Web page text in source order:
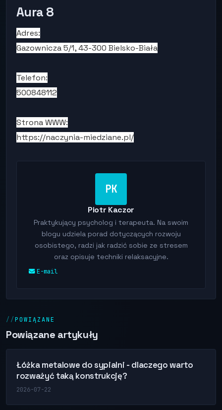
Aura 8
Adres:
Gazownicza 5/1, 43-300 Bielsko-Biała
Telefon:
500848112
Strona WWW:
https://naczynia-miedziane.pl/
PK
Piotr Kaczor
Praktykujący psycholog i terapeuta. Na swoim
blogu udziela porad dotyczących rozwoju
osobistego, radzi jak radzić sobie ze stresem
oraz opisuje techniki relaksacyjne.
E-mail
POWIĄZANE
Powiązane artykuły
Łóżka metalowe do sypialni - dlaczego warto
rozważyć taką konstrukcję?
2026-07-22